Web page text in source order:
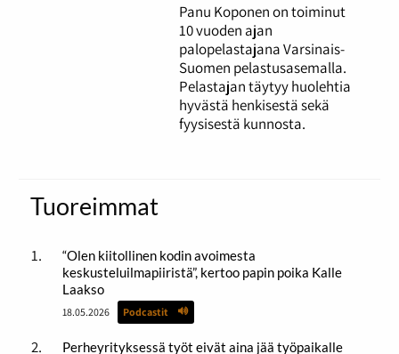
Panu Koponen on toiminut
10 vuoden ajan
palopelastajana Varsinais-
Suomen pelastusasemalla.
Pelastajan täytyy huolehtia
hyvästä henkisestä sekä
fyysisestä kunnosta.
Tuoreimmat
“Olen kiitollinen kodin avoimesta
keskusteluilmapiiristä”, kertoo papin poika Kalle
Laakso
18.05.2026 Podcastit
Perheyrityksessä työt eivät aina jää työpaikalle